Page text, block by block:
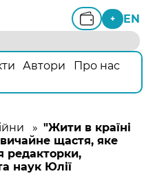
+ EN
Автори
Про нас
»"Жити в країні
щастя, яке
редакторки,
наук Юлії